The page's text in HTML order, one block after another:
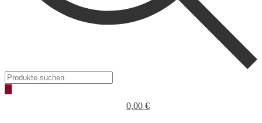
Products
search
0,00 €